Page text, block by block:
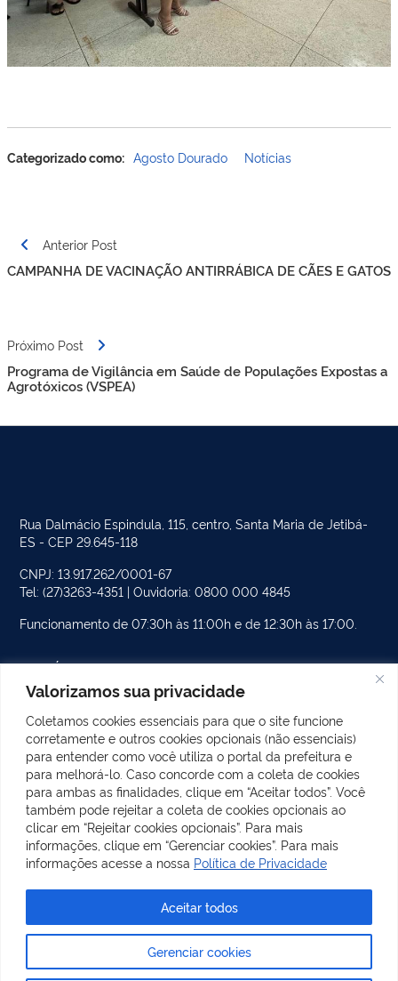
Valorizamos sua privacidade
Coletamos cookies essenciais para que o site funcione
corretamente e outros cookies opcionais (não essenciais)
para entender como você utiliza o portal da prefeitura e
para melhorá-lo. Caso concorde com a coleta de cookies
para ambas as finalidades, clique em “Aceitar todos”. Você
também pode rejeitar a coleta de cookies opcionais ao
clicar em “Rejeitar cookies opcionais”. Para mais
informações, clique em “Gerenciar cookies”. Para mais
informações acesse a nossa Política de Privacidade
Gerenciar cookies
Aceitar todos
Categorizado como: Agosto Dourado Notícias
Navegação
de
Anterior Post
CAMPANHA DE VACINAÇÃO ANTIRRÁBICA DE CÃES E GATOS
Próximo Post
Programa de Vigilância em Saúde de Populações Expostas a
Agrotóxicos (VSPEA)
Rua Dalmácio Espindula, 115, centro, Santa Maria de Jetibá-
ES - CEP 29.645-118
CNPJ: 13.917.262/0001-67
Tel: (27)3263-4351 | Ouvidoria: 0800 000 4845
Funcionamento de 07:30h às 11:00h e de 12:30h às 17:00.
PÁGINAS DO SITE
POSTS RECENTES
REDES SOCIAIS
Facebook
Instagram
Todo o conteúdo deste site está publicado sob a licença
Creative Commons Atribuição-SemDerivações 3.0 Não
Adaptada.